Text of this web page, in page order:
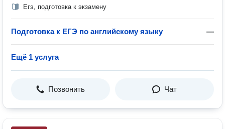
Егэ, подготовка к экзамену
Подготовка к ЕГЭ по английскому языку —
Ещё 1 услуга
Позвонить Чат